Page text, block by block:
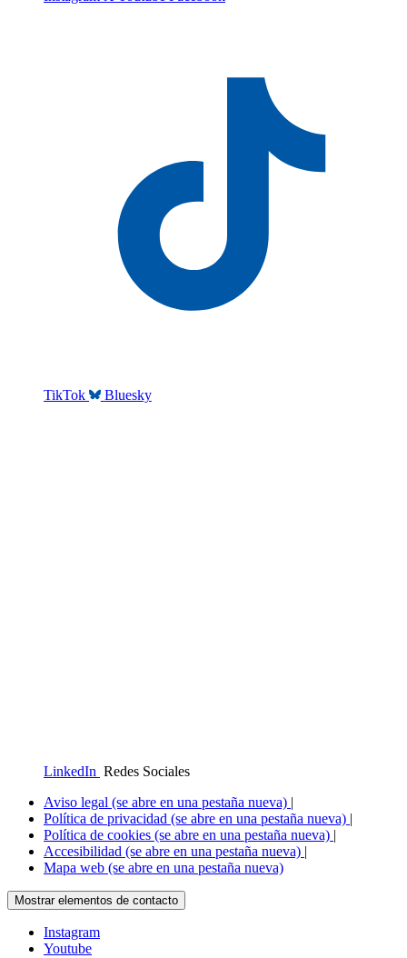
TikTok Bluesky
LinkedIn Redes Sociales
Aviso legal (se abre en una pestaña nueva) |
Política de privacidad (se abre en una pestaña nueva) |
Política de cookies (se abre en una pestaña nueva) |
Accesibilidad (se abre en una pestaña nueva) |
Mapa web (se abre en una pestaña nueva)
Mostrar elementos de contacto
Instagram
Youtube